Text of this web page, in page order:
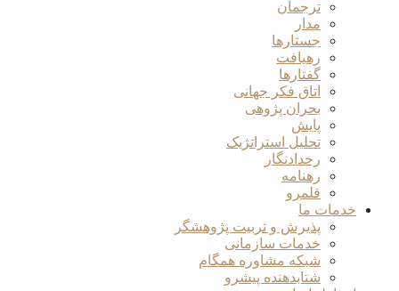
ترجمان
مدار
جستارها
رهیافت
گفتارها
اتاق فکر جهانی
بحران پژوهی
پایش
تحلیل استراتژیک
رخدادنگار
رهنامه
قلمرو
خدمات ما
پذیرش و تربیت پژوهشگر
خدمات سازمانی
شبکه مشاوره همگام
شتابدهنده پیشرو